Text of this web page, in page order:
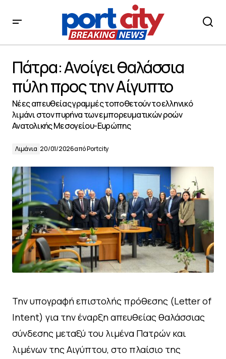
Πάτρα: Ανοίγει θαλάσσια
πύλη προς την Αίγυπτο
Νέες απευθείας γραμμές τοποθετούν το ελληνικό
λιμάνι στον πυρήνα των εμπορευματικών ροών
Ανατολικής Μεσογείου-Ευρώπης
Λιμάνια 20/01/2026απόPortcity
Την υπογραφή επιστολής πρόθεσης (Letter of
Intent) για την έναρξη απευθείας θαλάσσιας
σύνδεσης μεταξύ του λιμένα Πατρών και
λιμένων της Αιγύπτου, στο πλαίσιο της